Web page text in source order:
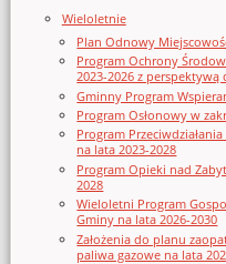
Wieloletnie
Plan Odnowy
Program Ochrony
2023-2026 z perspektywą
Gminny Program
Program Osłonowy w
Program
na lata 2023-2028
Program Opieki nad
2028
Wieloletni Program
Gminy na lata 2026-2030
Założenia do planu
paliwa gazowe na lata